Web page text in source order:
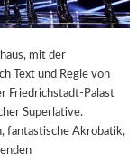
mit der
Text und Regie von
Friedrichstadt-Palast
Superlative.
fantastische Akrobatik,